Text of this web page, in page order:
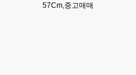
57Cm,중고매매